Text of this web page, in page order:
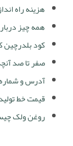
هزینه راه
همه چیز
کود بلدرچین
صفر تا صد
آدرس و
قیمت خط
روغن ولک چیست؟ 10 مزیت و کاربرد روغن